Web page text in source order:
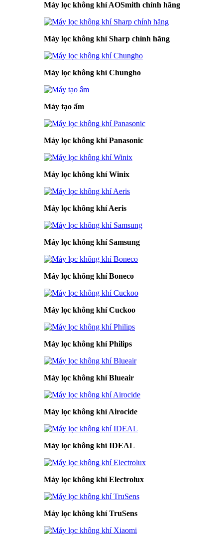
Máy lọc không khí AOSmith chính hãng
Máy lọc không khí Sharp chính hãng
Máy lọc không khí Chungho
Máy tạo ẩm
Máy lọc không khí Panasonic
Máy lọc không khí Winix
Máy lọc không khí Aeris
Máy lọc không khí Samsung
Máy lọc không khí Boneco
Máy lọc không khí Cuckoo
Máy lọc không khí Philips
Máy lọc không khí Blueair
Máy lọc không khí Airocide
Máy lọc không khí IDEAL
Máy lọc không khí Electrolux
Máy lọc không khí TruSens